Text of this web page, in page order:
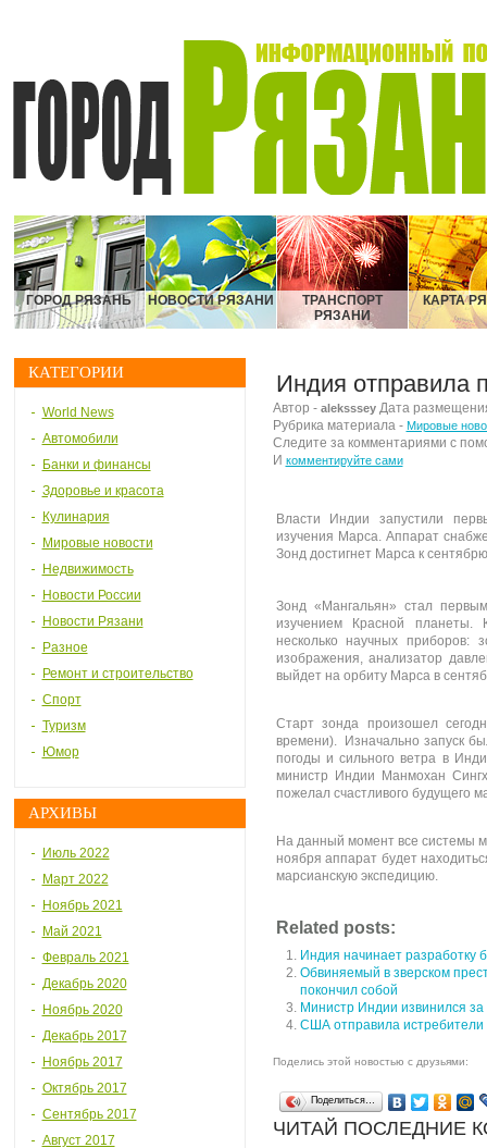
ГОРОД РЯЗАНЬ НОВОСТИ РЯЗАНИ
ТРАНСПОРТ
РЯЗАНИ
КАРТА
КАТЕГОРИИ
World News
Автомобили
Банки и финансы
Здоровье и красота
Кулинария
Мировые новости
Недвижимость
Новости России
Новости Рязани
Разное
Ремонт и строительство
Спорт
Туризм
Юмор
АРХИВЫ
Июль 2022
Март 2022
Ноябрь 2021
Май 2021
Февраль 2021
Декабрь 2020
Ноябрь 2020
Декабрь 2017
Ноябрь 2017
Октябрь 2017
Сентябрь 2017
Август 2017
Индия отправила
Автор - alekssseyДата
Рубрика материала - Мировые
Следите за комментариями с
И комментируйте сами
Власти Индии запустили
изучения Марса. Аппарат
Зонд достигнет Марса к
Зонд «Мангальян» стал
изучением Красной планеты.
несколько научных приборов:
изображения, анализатор
выйдет на орбиту Марса в
Старт зонда произошел
времени). Изначально запуск
погоды и сильного ветра в
министр Индии Манмохан
пожелал счастливого будущего
На данный момент все системы
ноября аппарат будет
марсианскую экспедицию.
Related posts:
Индия начинает разработку
Обвиняемый в зверском
покончил собой
Министр Индии извинился за
США отправила истребители
Поделись этой новостью с друзьями:
Поделиться…
ЧИТАЙ ПОСЛЕДНИЕ